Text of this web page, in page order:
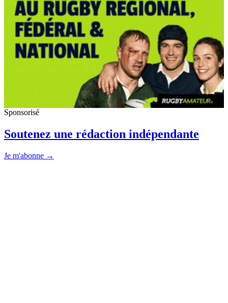
Sponsorisé
Soutenez une rédaction indépendante
Je m'abonne →